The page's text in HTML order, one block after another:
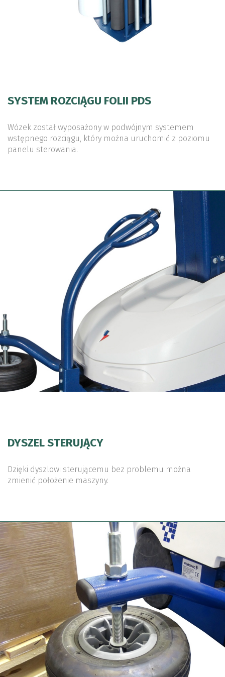
SYSTEM ROZCIĄGU FOLII PDS
Wózek został wyposażony w podwójnym systemem
wstępnego rozciągu, który można uruchomić z poziomu
panelu sterowania.
DYSZEL STERUJĄCY
Dzięki dyszlowi sterującemu bez problemu można
zmienić położenie maszyny.